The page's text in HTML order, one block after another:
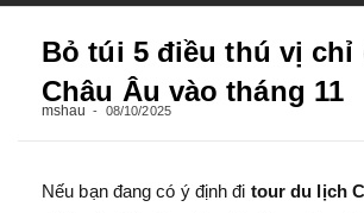
Bỏ túi 5 điều thú vị chỉ
Châu Âu vào tháng 11
mshau 08/10/2025
Nếu bạn đang có ý định đi tour du lịch